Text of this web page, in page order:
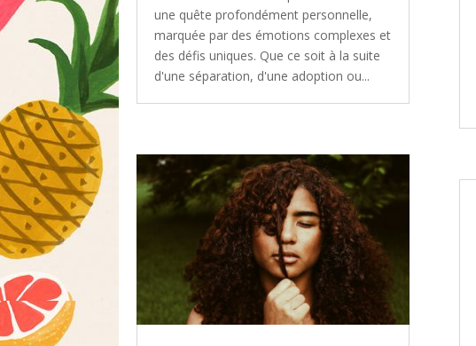
une quête profondément personnelle,
marquée par des émotions complexes et
des défis uniques. Que ce soit à la suite
d'une séparation, d'une adoption ou...